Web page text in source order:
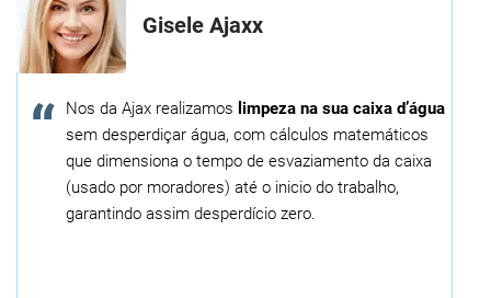
Gisele Ajaxx
Nos da Ajax realizamos limpeza na sua caixa d’água
sem desperdiçar água, com cálculos matemáticos
que dimensiona o tempo de esvaziamento da caixa
(usado por moradores) até o inicio do trabalho,
garantindo assim desperdício zero.